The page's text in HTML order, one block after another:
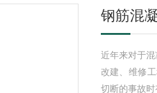
钢筋混
近年来对于
改建、维修
切断的事故时